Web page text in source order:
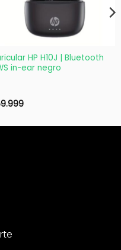
HP H10J | Bluetooth
in-ear negro